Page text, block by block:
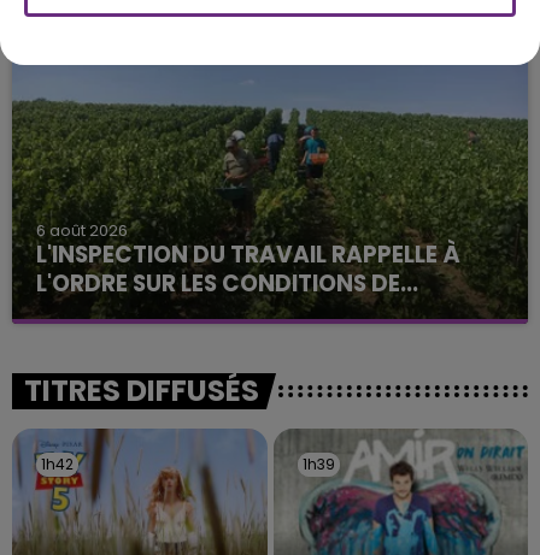
La vendange en Champagne a débuté ce jeudi 6
jamais vu !
6 août 2026
L'INSPECTION DU TRAVAIL RAPPELLE À
L'ORDRE SUR LES CONDITIONS DE...
Alors que les dates de début des vendange 2026
l'inspection du Travail en profite pour rappeler
les conditions de...
TITRES DIFFUSÉS
1h42
1h42 1h39
1h39